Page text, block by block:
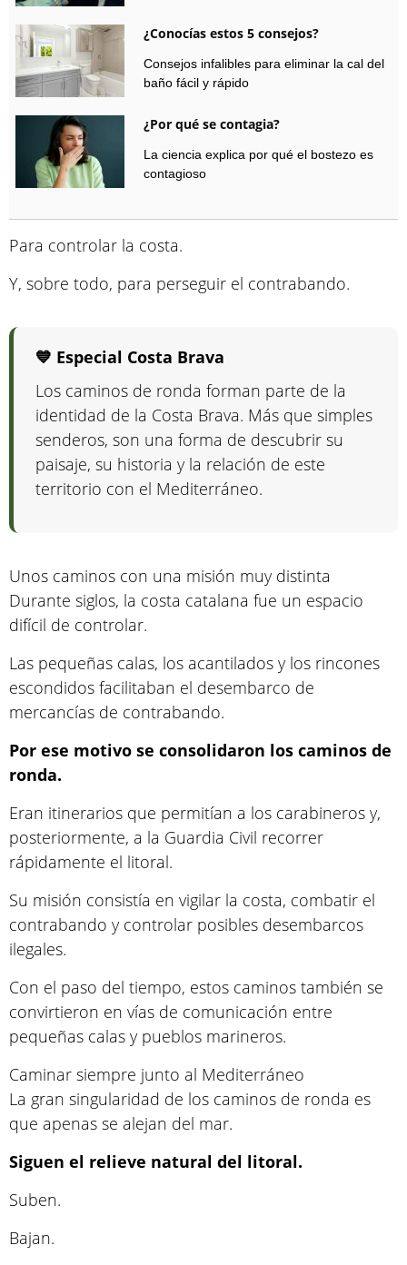
¿Conocías estos 5 consejos?
Consejos infalibles para eliminar la cal del
baño fácil y rápido
¿Por qué se contagia?
La ciencia explica por qué el bostezo es
contagioso
Para controlar la costa.
Y, sobre todo, para perseguir el contrabando.
💙 Especial Costa Brava
Los caminos de ronda forman parte de la
identidad de la Costa Brava. Más que simples
senderos, son una forma de descubrir su
paisaje, su historia y la relación de este
territorio con el Mediterráneo.
Unos caminos con una misión muy distinta
Durante siglos, la costa catalana fue un espacio
difícil de controlar.
Las pequeñas calas, los acantilados y los rincones
escondidos facilitaban el desembarco de
mercancías de contrabando.
Por ese motivo se consolidaron los caminos de
ronda.
Eran itinerarios que permitían a los carabineros y,
posteriormente, a la Guardia Civil recorrer
rápidamente el litoral.
Su misión consistía en vigilar la costa, combatir el
contrabando y controlar posibles desembarcos
ilegales.
Con el paso del tiempo, estos caminos también se
convirtieron en vías de comunicación entre
pequeñas calas y pueblos marineros.
Caminar siempre junto al Mediterráneo
La gran singularidad de los caminos de ronda es
que apenas se alejan del mar.
Siguen el relieve natural del litoral.
Suben.
Bajan.